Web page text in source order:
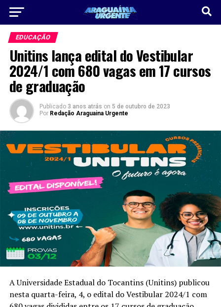
EDUCAÇÃO
Unitins lança edital do Vestibular
2024/1 com 680 vagas em 17 cursos
de graduação
Publicado 3 anos atrás on 5 de outubro de 2023
Por Redação Araguaina Urgente
A Universidade Estadual do Tocantins (Unitins) publicou
nesta quarta-feira, 4, o edital do Vestibular 2024/1 com